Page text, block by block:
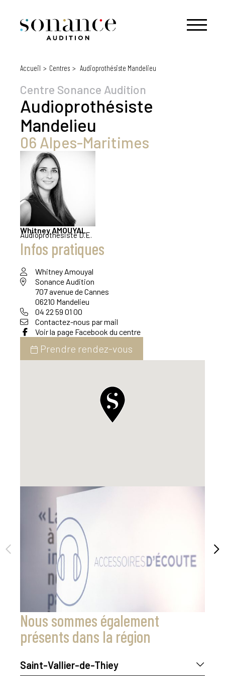
Accueil Centres Audioprothésiste Mandelieu
Centre Sonance Audition
Audioprothésiste
Mandelieu
06 Alpes-Maritimes
Whitney AMOUYAL
Audioprothésiste D.E.
Infos pratiques
Whitney Amouyal
Sonance Audition
707 avenue de Cannes
06210 Mandelieu
04 22 59 01 00
Contactez-nous par mail
Voir la page Facebook du centre
Prendre rendez-vous
Nous sommes également
présents dans la région
Saint-Vallier-de-Thiey